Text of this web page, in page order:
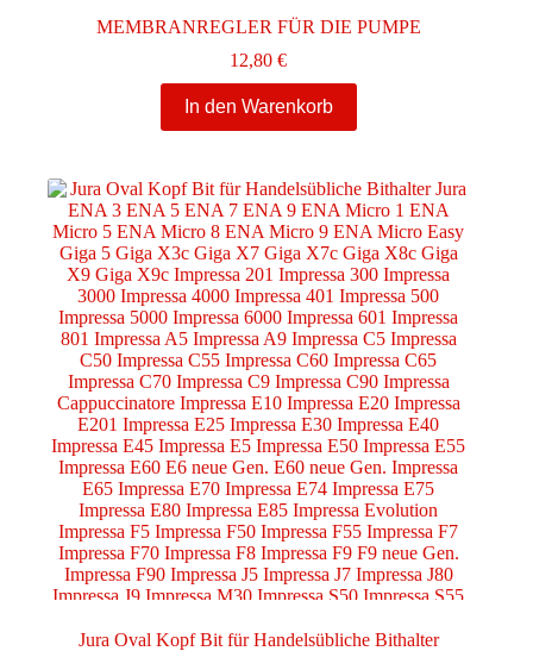
MEMBRANREGLER FÜR DIE PUMPE
12,80€
In den Warenkorb
Jura Oval Kopf Bit für Handelsübliche Bithalter